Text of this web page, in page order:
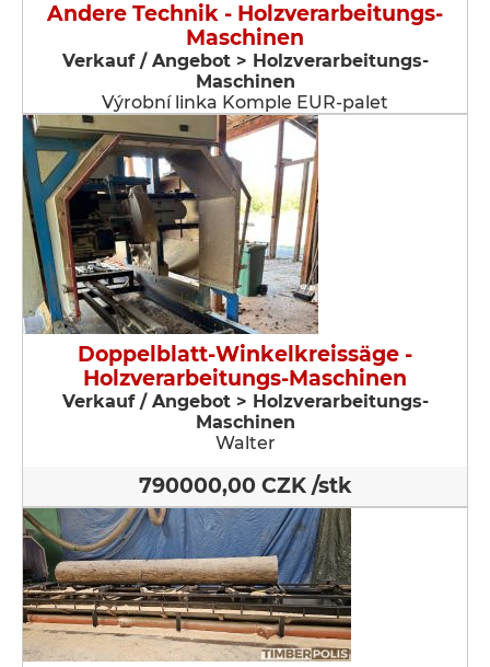
Andere Technik - Holzverarbeitungs-
Maschinen
Verkauf / Angebot > Holzverarbeitungs-
Maschinen
Výrobní linka Komple EUR-palet
Doppelblatt-Winkelkreissäge -
Holzverarbeitungs-Maschinen
Verkauf / Angebot > Holzverarbeitungs-
Maschinen
Walter
790000,00 CZK /stk